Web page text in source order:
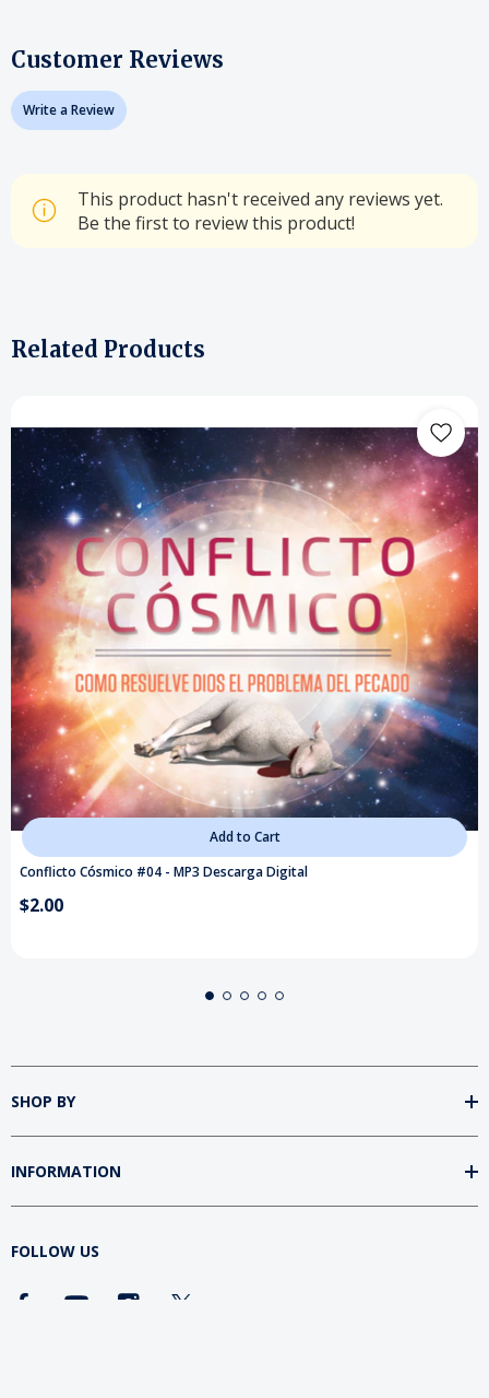
Customer Reviews
Write a Review
This product hasn't received any reviews yet.
Be the first to review this product!
Related Products
Add to Cart
Conflicto Cósmico #04 - MP3 Descarga Digital
$2.00
SHOP BY
INFORMATION
FOLLOW US